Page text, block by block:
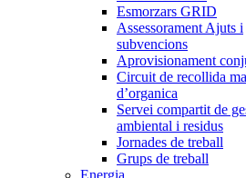
Esmorzars GRID
Assessorament Ajuts i
subvencions
Aprovisionament
Circuit de recollida
d’organica
Servei compartit de
ambiental i residus
Jornades de treball
Grups de treball